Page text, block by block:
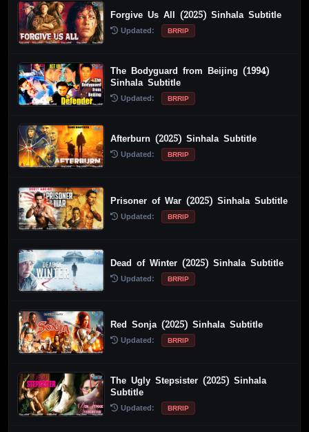
Forgive Us All (2025) Sinhala Subtitle
Updated: BRRIP
The Bodyguard from Beijing (1994)
Sinhala Subtitle
Updated: BRRIP
Afterburn (2025) Sinhala Subtitle
Updated: BRRIP
Prisoner of War (2025) Sinhala Subtitle
Updated: BRRIP
Dead of Winter (2025) Sinhala Subtitle
Updated: BRRIP
Red Sonja (2025) Sinhala Subtitle
Updated: BRRIP
The Ugly Stepsister (2025) Sinhala
Subtitle
Updated: BRRIP